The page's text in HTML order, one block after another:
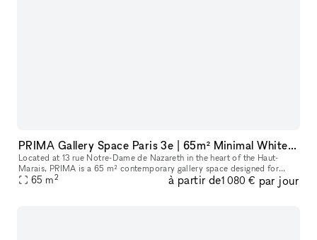
PRIMA Gallery Space Paris 3e | 65m² Minimal White Cube in Haut-Marais
Located at 13 rue Notre-Dame de Nazareth in the heart of the Haut-
Marais, PRIMA is a 65 m² contemporary gallery space designed for
exhibitions, pop-ups, showrooms, fashion presentations, castings, ev
65 m2 à partir de1 080 € par jour